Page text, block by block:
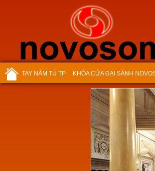
TAY NẮM TỦ TP KHÓA CỬA ĐẠI SẢNH
Núm tủ TP 8011
Mã SP:TP8011VANG
Giá:Call